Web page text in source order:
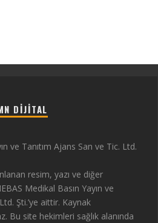
DIJITAL
ve Tanıtım Ajans San ve Tic. Ltd.
resim, yazı ve diğer
Medikal Basın Yayın ve
Şti.’ye aittir. Kaynak
Bu site hekimleri sağlık alanında